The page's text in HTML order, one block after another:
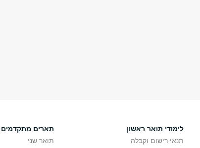
לימודי תואר ראשון
תנאי רישום וקבלה
תארים מתקדמים
תואר שני